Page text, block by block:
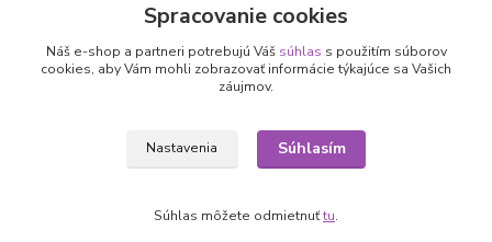
+421 905 531 251
Spracovanie cookies
Náš e-shop a partneri potrebujú Váš súhlas s použitím súborov
cookies, aby Vám mohli zobrazovať informácie týkajúce sa Vašich
záujmov.
Nastavenia Súhlasím
Súhlas môžete odmietnuťtu.